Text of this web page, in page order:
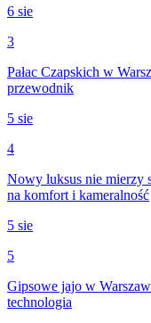
6 sie
3
Pałac Czapskich w
przewodnik
5 sie
4
Nowy luksus nie mierzy
na komfort i kameralność
5 sie
5
Gipsowe jajo w
technologia